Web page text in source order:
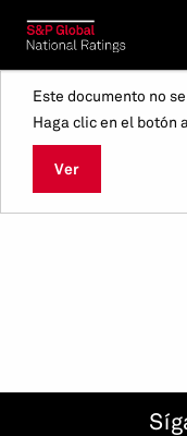
Este documento no
Haga clic en el botón
Ver